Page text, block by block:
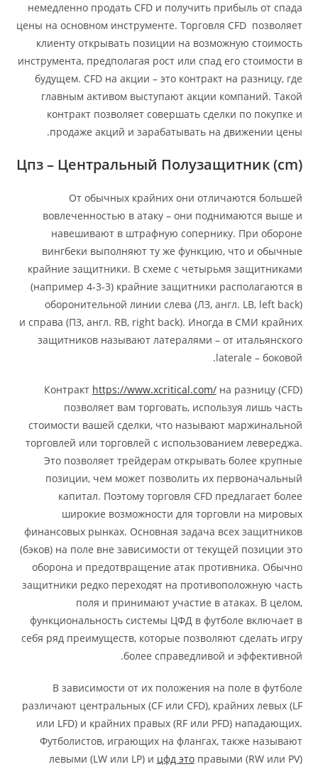
немедленно продать CFD и получить прибыль от спада
цены на основном инструменте. Торговля CFD позволяет
клиенту открывать позиции на возможную стоимость
инструмента, предполагая рост или спад его стоимости в
будущем. CFD на акции – это контракт на разницу, где
главным активом выступают акции компаний. Такой
контракт позволяет совершать сделки по покупке и
продаже акций и зарабатывать на движении цены.
Цпз – Центральный Полузащитник (cm)
От обычных крайних они отличаются большей
вовлеченностью в атаку – они поднимаются выше и
навешивают в штрафную сопернику. При обороне
вингбеки выполняют ту же функцию, что и обычные
крайние защитники. В схеме с четырьмя защитниками
(например 4-3-3) крайние защитники располагаются в
оборонительной линии слева (ЛЗ, англ. LB, left back)
и справа (ПЗ, англ. RB, right back). Иногда в СМИ крайних
защитников называют латералями – от итальянского
laterale – боковой.
Контракт https://www.xcritical.com/на разницу (CFD)
позволяет вам торговать, используя лишь часть
стоимости вашей сделки, что называют маржинальной
торговлей или торговлей с использованием левереджа.
Это позволяет трейдерам открывать более крупные
позиции, чем может позволить их первоначальный
капитал. Поэтому торговля CFD предлагает более
широкие возможности для торговли на мировых
финансовых рынках. Основная задача всех защитников
(бэков) на поле вне зависимости от текущей позиции это
оборона и предотвращение атак противника. Обычно
защитники редко переходят на противоположную часть
поля и принимают участие в атаках. В целом,
функциональность системы ЦФД в футболе включает в
себя ряд преимуществ, которые позволяют сделать игру
более справедливой и эффективной.
В зависимости от их положения на поле в футболе
различают центральных (CF или CFD), крайних левых (LF
или LFD) и крайних правых (RF или PFD) нападающих.
Футболистов, играющих на флангах, также называют
левыми (LW или LP) и цфд этоправыми (RW или PV)